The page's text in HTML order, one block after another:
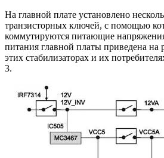
На главной плате установлено
транзисторных ключей, с помощью
коммутируются питающие
питания главной платы приведена
этих стабилизаторах и их
3.